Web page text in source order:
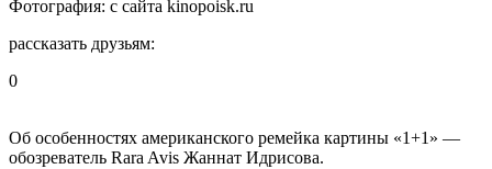
Фотография: с сайта kinopoisk.ru
рассказать друзьям:
0
Об особенностях американского ремейка картины «1+1» —
обозреватель Rara Avis Жаннат Идрисова.